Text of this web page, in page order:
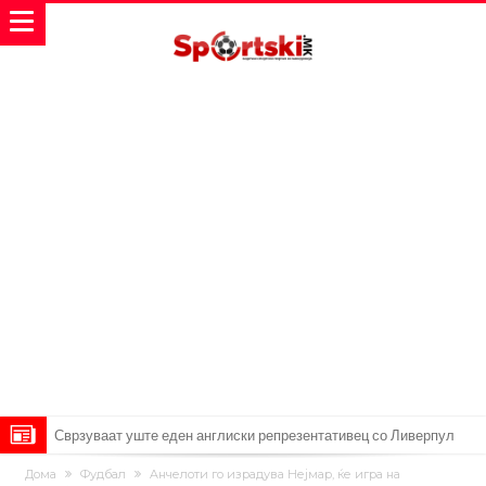
Сврзуваат уште еден англиски репрезентативец со Ливерпул
Замена за Влаховиќ: Напаѓачот на Манчестер доаѓа во Јувентус!
Дома Фудбал
Aнчелоти го израдува Нејмар, ќе игра на